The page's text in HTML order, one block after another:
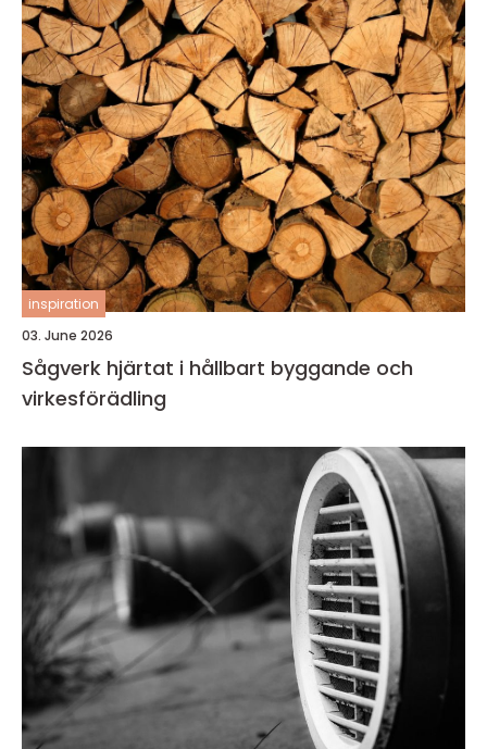
inspiration
03. June 2026
Sågverk hjärtat i hållbart byggande och
virkesförädling